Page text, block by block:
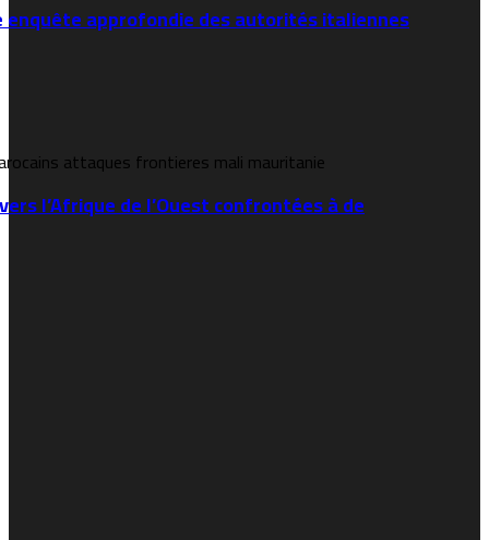
enquête approfondie des autorités italiennes
l’Afrique de l’Ouest confrontées à de